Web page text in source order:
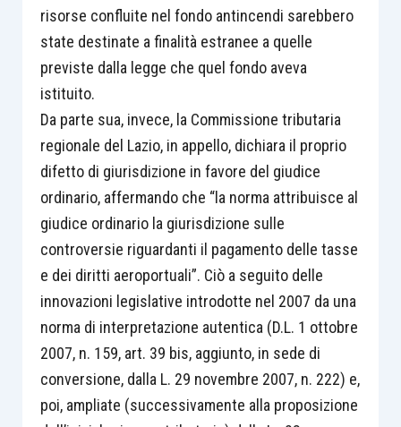
risorse confluite nel fondo antincendi sarebbero
state destinate a finalità estranee a quelle
previste dalla legge che quel fondo aveva
istituito.
Da parte sua, invece, la Commissione tributaria
regionale del Lazio, in appello, dichiara il proprio
difetto di giurisdizione in favore del giudice
ordinario, affermando che “la norma attribuisce al
giudice ordinario la giurisdizione sulle
controversie riguardanti il pagamento delle tasse
e dei diritti aeroportuali”. Ciò a seguito delle
innovazioni legislative introdotte nel 2007 da una
norma di interpretazione autentica (D.L. 1 ottobre
2007, n. 159, art. 39 bis, aggiunto, in sede di
conversione, dalla L. 29 novembre 2007, n. 222) e,
poi, ampliate (successivamente alla proposizione